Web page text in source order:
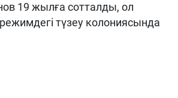
19 жылға сотталды, ол
түзеу колониясында